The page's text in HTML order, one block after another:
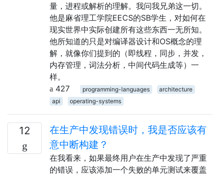
量，进程或解析的理解。我问我兄弟这一切。
他是麻省理工学院EECS的SB学生，对如何在
现实世界中实际创建所有这些东西一无所知。
他所知道的只是对编译器设计和OS概念的理
解，就像你们提到的（即线程，同步，并发，
内存管理，词法分析，中间代码生成等）一
样。
427
programming-languages
architecture
api
operating-systems
12
在生产中发现错误时，我是否应该有
意中断构建？
在我看来，如果最终用户在生产中发现了严重
的错误，应该添加一个失败的单元测试来覆盖